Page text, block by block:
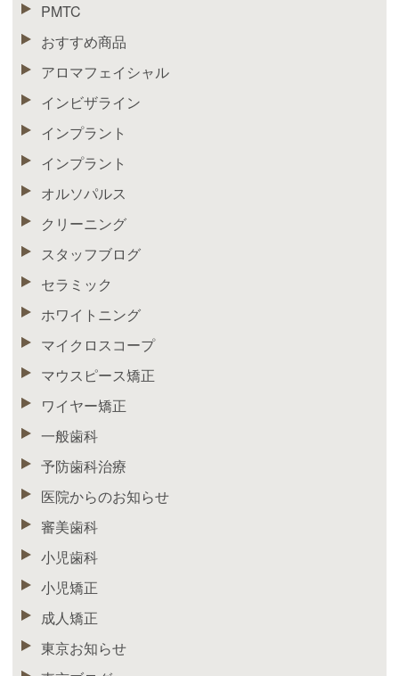
PMTC
おすすめ商品
アロマフェイシャル
インビザライン
インプラント
インプラント
オルソパルス
クリーニング
スタッフブログ
セラミック
ホワイトニング
マイクロスコープ
マウスピース矯正
ワイヤー矯正
一般歯科
予防歯科治療
医院からのお知らせ
審美歯科
小児歯科
小児矯正
成人矯正
東京お知らせ